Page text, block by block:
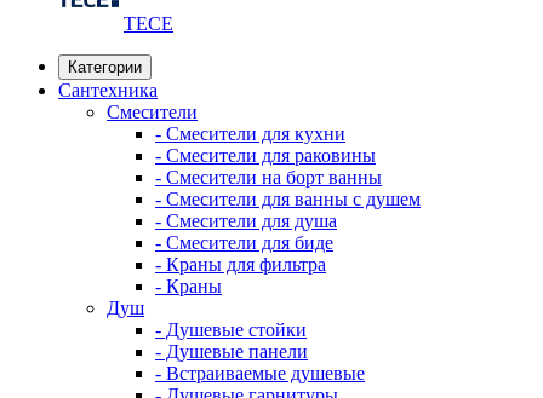
TECE
Категории
Сантехника
Смесители
- Смесители для кухни
- Смесители для раковины
- Смесители на борт ванны
- Смесители для ванны с душем
- Смесители для душа
- Смесители для биде
- Краны для фильтра
- Краны
Душ
- Душевые стойки
- Душевые панели
- Встраиваемые душевые